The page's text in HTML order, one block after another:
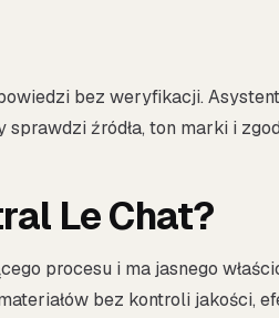
bez weryfikacji.
źródła, ton marki i
Le Chat?
procesu i ma jasnego
bez kontroli jakości,